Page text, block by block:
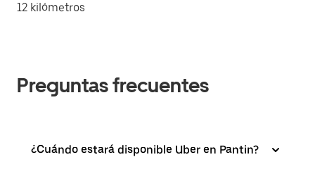
12 kilómetros
Preguntas frecuentes
¿Cuándo estará disponible Uber en Pantin?